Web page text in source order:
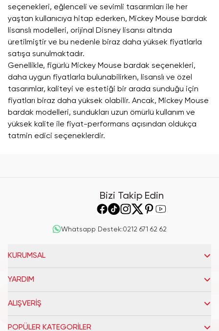
seçenekleri, eğlenceli ve sevimli tasarımları ile her
yaştan kullanıcıya hitap ederken, Mickey Mouse bardak
lisanslı modelleri, orijinal Disney lisansı altında
üretilmiştir ve bu nedenle biraz daha yüksek fiyatlarla
satışa sunulmaktadır.
Genellikle, figürlü Mickey Mouse bardak seçenekleri,
daha uygun fiyatlarla bulunabilirken, lisanslı ve özel
tasarımlar, kaliteyi ve estetiği bir arada sunduğu için
fiyatları biraz daha yüksek olabilir. Ancak, Mickey Mouse
bardak modelleri, sundukları uzun ömürlü kullanım ve
yüksek kalite ile fiyat-performans açısından oldukça
tatmin edici seçeneklerdir.
Bizi Takip Edin
Whatsapp Destek:0212 671 62 62
KURUMSAL
YARDIM
ALIŞVERİŞ
POPÜLER KATEGORİLER